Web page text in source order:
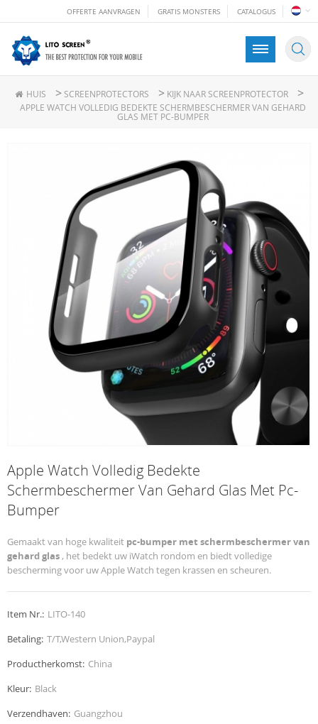
OFFERTE AANVRAGEN GRATIS MONSTERS CATALOGUS
HUIS > SCREENPROTECTORS > KIJK NAAR SCREENPROTECTOR >
APPLE WATCH VOLLEDIG BEDEKTE SCHERMBESCHERMER VAN GEHARD
GLAS MET PC-BUMPER
Apple Watch Volledig Bedekte
Schermbeschermer Van Gehard Glas Met Pc-
Bumper
Gemaakt van hoge kwaliteit pc-bumper met schermbeschermer van
gehard glas , het bedekt uw iWatch rondom en biedt volledige
bescherming voor uw Apple Watch tegen krassen en scheuren.
Item Nr.: LITO-140
Betaling: T/T,Western Union,Paypal
Productherkomst: China
Kleur: Black
Verzendhaven: Guangzhou